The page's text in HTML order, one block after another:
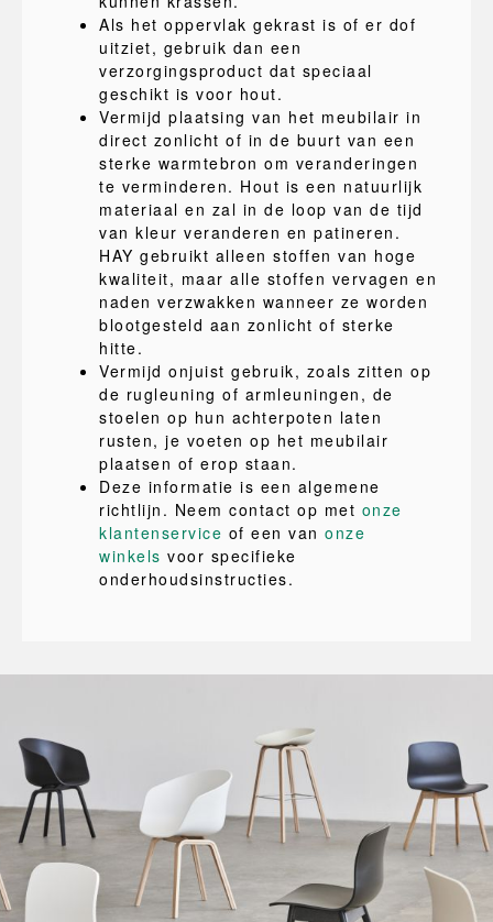
Als het oppervlak gekrast is of er dof
uitziet, gebruik dan een
verzorgingsproduct dat speciaal
geschikt is voor hout.
Vermijd plaatsing van het meubilair in
direct zonlicht of in de buurt van een
sterke warmtebron om veranderingen
te verminderen. Hout is een natuurlijk
materiaal en zal in de loop van de tijd
van kleur veranderen en patineren.
HAY gebruikt alleen stoffen van hoge
kwaliteit, maar alle stoffen vervagen en
naden verzwakken wanneer ze worden
blootgesteld aan zonlicht of sterke
hitte.
Vermijd onjuist gebruik, zoals zitten op
de rugleuning of armleuningen, de
stoelen op hun achterpoten laten
rusten, je voeten op het meubilair
plaatsen of erop staan.
Deze informatie is een algemene
richtlijn. Neem contact op met onze
klantenservice of een van onze
winkels voor specifieke
onderhoudsinstructies.